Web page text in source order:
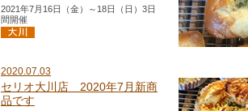
2021年7月16日（金）～18日（日）3日
間開催
2020.07.03
セリオ大川店 2020年7月新商
品です